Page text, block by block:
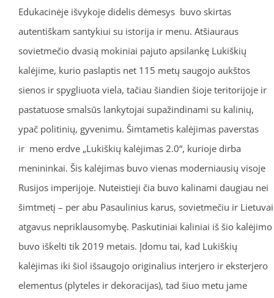
Edukacinėje išvykoje didelis dėmesys buvo skirtas
autentiškam santykiui su istorija ir menu. Atšiauraus
sovietmečio dvasią mokiniai pajuto apsilankę Lukiškių
kalėjime, kurio paslaptis net 115 metų saugojo aukštos
sienos ir spygliuota viela, tačiau šiandien šioje teritorijoje ir
pastatuose smalsūs lankytojai supažindinami su kalinių,
ypač politinių, gyvenimu. Šimtametis kalėjimas paverstas
ir meno erdve „Lukiškių kalėjimas 2.0“, kurioje dirba
menininkai. Šis kalėjimas buvo vienas moderniausių visoje
Rusijos imperijoje. Nuteistieji čia buvo kalinami daugiau nei
šimtmetį – per abu Pasaulinius karus, sovietmečiu ir Lietuvai
atgavus nepriklausomybę. Paskutiniai kaliniai iš šio kalėjimo
buvo iškelti tik 2019 metais. Įdomu tai, kad Lukiškių
kalėjimas iki šiol išsaugojo originalius interjero ir eksterjero
elementus (plyteles ir dekoracijas), tad šiuo metu jame